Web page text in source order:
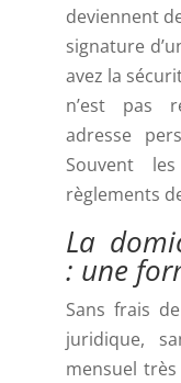
deviennent
signature
avez la
n’est pas
adresse
Souvent
règlements
La
: une
Sans frais
juridique,
mensuel